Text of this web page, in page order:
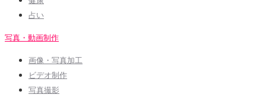
占い
写真・動画制作
画像・写真加工
ビデオ制作
写真撮影